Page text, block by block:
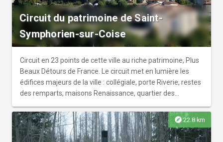
Circuit du patrimoine de Saint-
Symphorien-sur-Coise
Circuit en 23 points de cette ville au riche patrimoine, Plus
Beaux Détours de France. Le circuit met en lumière les
édifices majeurs de la ville : collégiale, porte Riverie, restes
des remparts, maisons Renaissance, quartier des
explore22.8 km